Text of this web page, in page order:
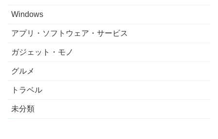
Windows
アプリ・ソフトウェア・サービス
ガジェット・モノ
グルメ
トラベル
未分類